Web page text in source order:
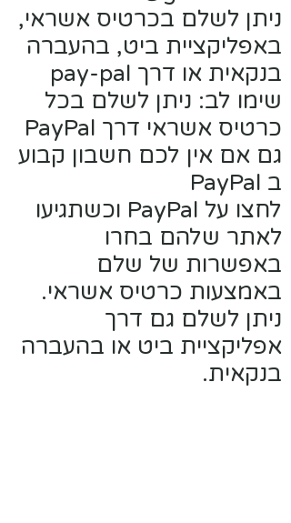
ניתן לשלם בכרטיס אשראי,
באפליקציית ביט, בהעברה
בנקאית או דרך pay-pal
שימו לב: ניתן לשלם בכל
כרטיס אשראי דרך PayPal
גם אם אין לכם חשבון קבוע
ב PayPal
לחצו על PayPal וכשתגיעו
לאתר שלהם בחרו
באפשרות של שלם
באמצעות כרטיס אשראי.
ניתן לשלם גם דרך
אפליקציית ביט או בהעברה
בנקאית.